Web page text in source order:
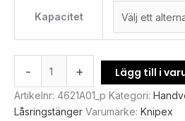
Kapacitet
- + Lägg till i
Artikelnr: 4621A01_p Kategori:
Låsringstänger Varumärke: Knipex